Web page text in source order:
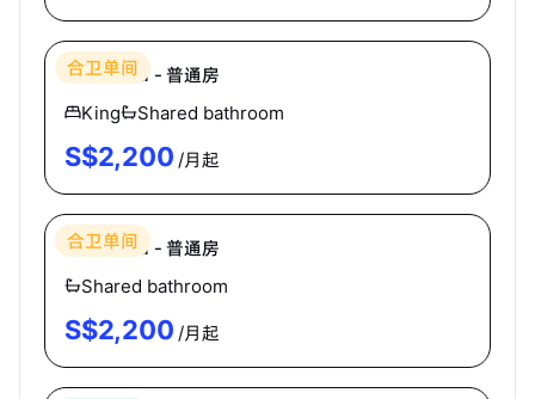
合卫单间
The Plaza - 普通房
King
Shared bathroom
S$2,200 /月起
合卫单间
The Plaza - 普通房
Shared bathroom
S$2,200 /月起